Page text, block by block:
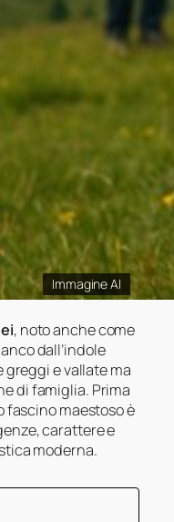
Immagine AI
, noto anche come
dall’indole
e vallate ma
di famiglia. Prima
fascino maestoso è
carattere e
moderna.